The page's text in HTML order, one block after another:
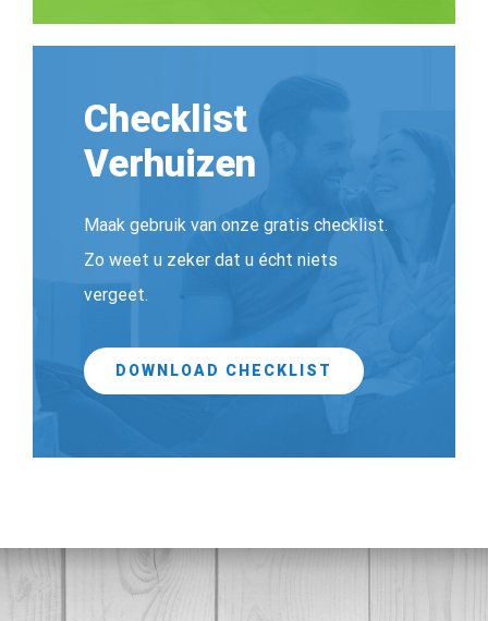
Checklist
Verhuizen
Maak gebruik van onze gratis checklist.
Zo weet u zeker dat u écht niets
vergeet.
DOWNLOAD CHECKLIST